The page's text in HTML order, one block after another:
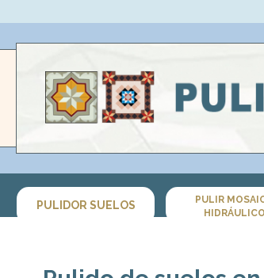
PULIDOR SUELOS
PULIR
HIDRÁULICO